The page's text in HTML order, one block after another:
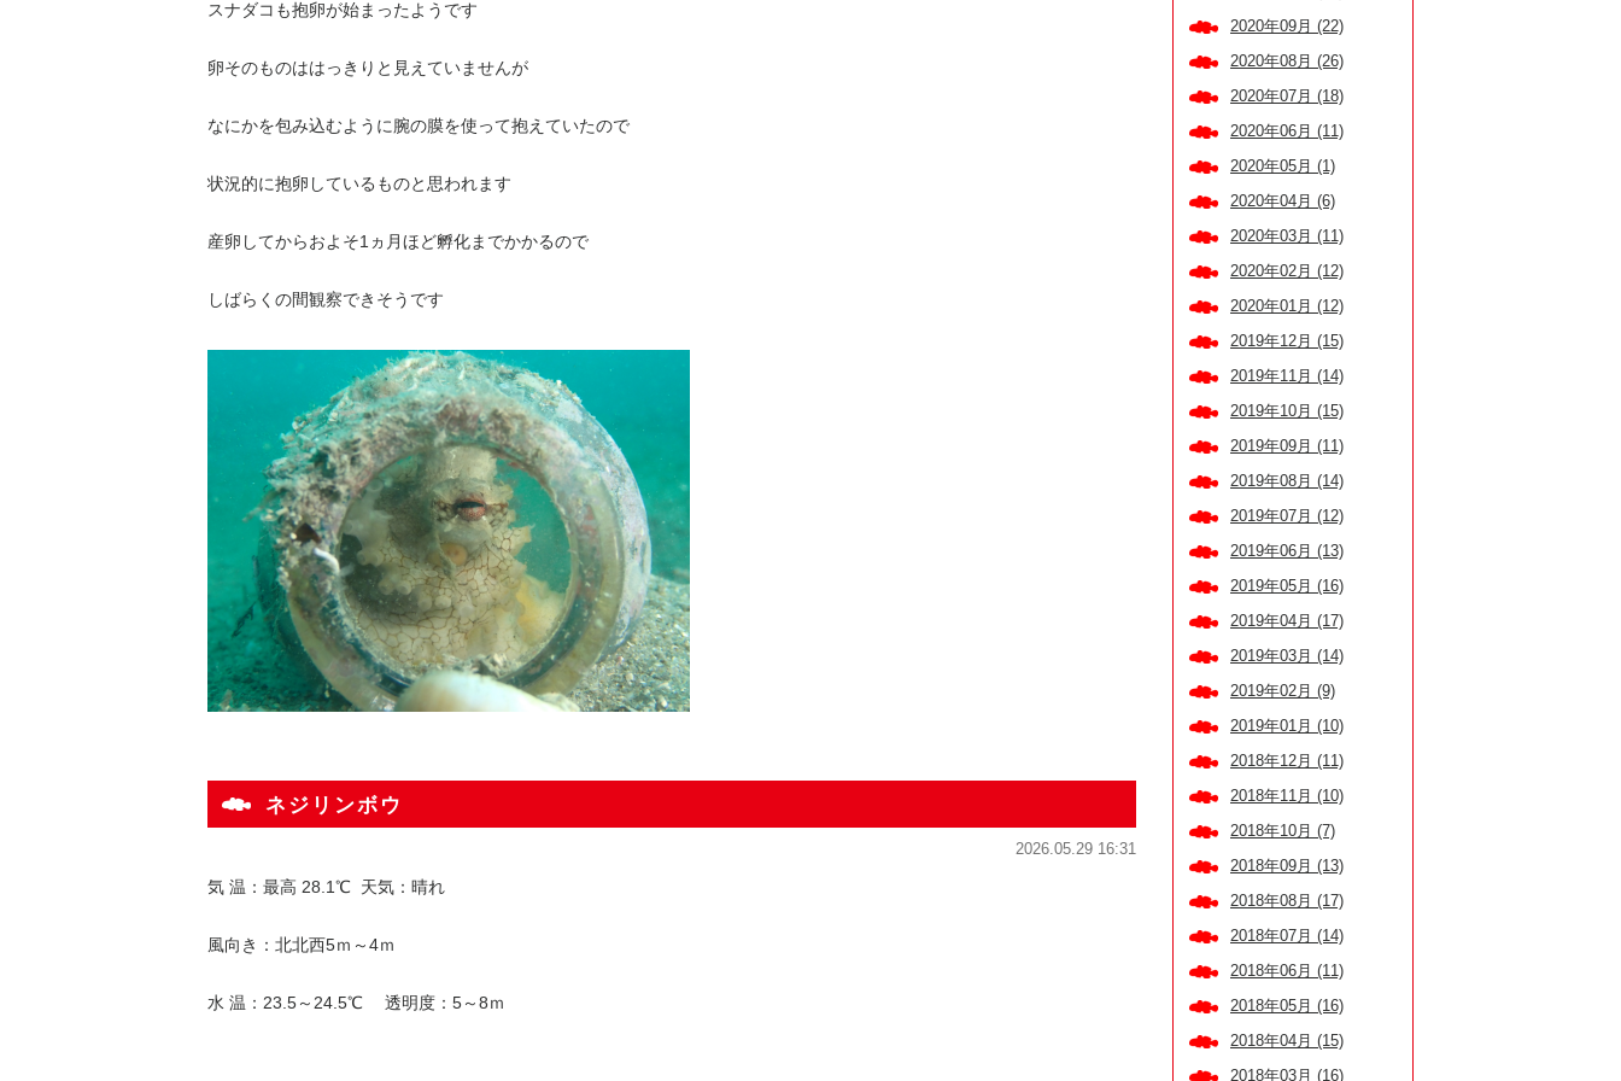
スナダコも抱卵が始まったようです
卵そのものははっきりと見えていませんが
なにかを包み込むように腕の膜を使って抱えていたので
状況的に抱卵しているものと思われます
産卵してからおよそ1ヵ月ほど孵化までかかるので
しばらくの間観察できそうです
ネジリンボウ
2026.05.29 16:31
気 温：最高 28.1℃ 天気：晴れ
風向き：北北西5ｍ～4ｍ
水 温：23.5～24.5℃ 透明度：5～8ｍ
2020年09月 (22)
2020年08月 (26)
2020年07月 (18)
2020年06月 (11)
2020年05月 (1)
2020年04月 (6)
2020年03月 (11)
2020年02月 (12)
2020年01月 (12)
2019年12月 (15)
2019年11月 (14)
2019年10月 (15)
2019年09月 (11)
2019年08月 (14)
2019年07月 (12)
2019年06月 (13)
2019年05月 (16)
2019年04月 (17)
2019年03月 (14)
2019年02月 (9)
2019年01月 (10)
2018年12月 (11)
2018年11月 (10)
2018年10月 (7)
2018年09月 (13)
2018年08月 (17)
2018年07月 (14)
2018年06月 (11)
2018年05月 (16)
2018年04月 (15)
2018年03月 (16)